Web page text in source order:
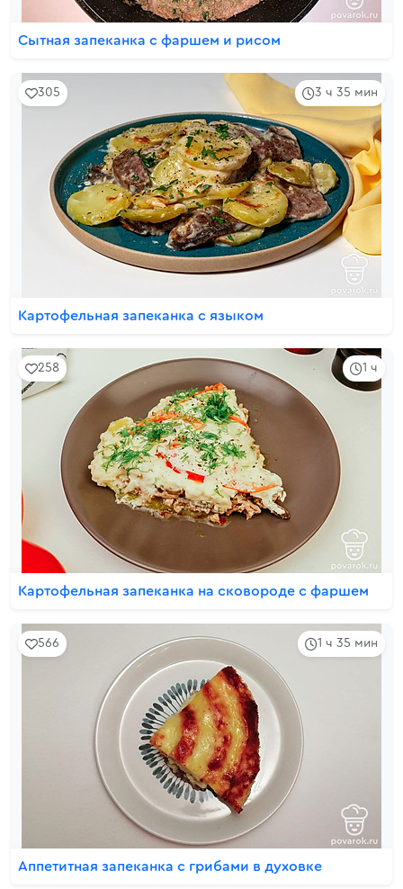
Сытная запеканка с фаршем и рисом
3 ч 35 мин
305
Картофельная запеканка с языком
1 ч
258
Картофельная запеканка на сковороде с фаршем
1 ч 35 мин
566
Аппетитная запеканка с грибами в духовке